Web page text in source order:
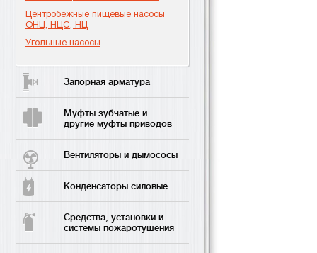
Центробежные пищевые насосы
ОНЦ, НЦС, НЦ
Угольные насосы
Запорная арматура
Муфты зубчатые и
другие муфты приводов
Вентиляторы и дымососы
Конденсаторы силовые
Средства, установки и
системы пожаротушения